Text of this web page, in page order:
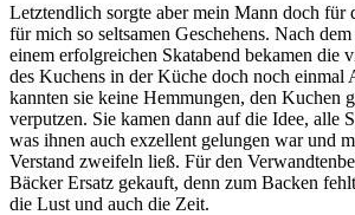
Letztendlich sorgte aber mein Mann doch für
für mich so seltsamen Geschehens. Nach
einem erfolgreichen Skatabend bekamen die
des Kuchens in der Küche doch noch einmal
kannten sie keine Hemmungen, den Kuchen
verputzen. Sie kamen dann auf die Idee, alle
was ihnen auch exzellent gelungen war und
Verstand zweifeln ließ. Für den
Bäcker Ersatz gekauft, denn zum Backen
die Lust und auch die Zeit.